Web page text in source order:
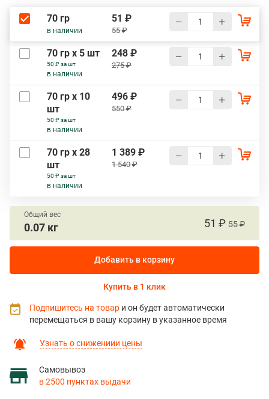
70 гр
в наличии
51 ₽
55 ₽
70 гр х 5 шт
50 ₽ за шт
в наличии
248 ₽
275 ₽
70 гр х 10
шт
50 ₽ за шт
в наличии
496 ₽
550 ₽
70 гр х 28
шт
50 ₽ за шт
в наличии
1 389 ₽
1 540 ₽
Узнать о снижениии цены
Самовывоз
в 2500 пунктах выдачи
Общий вес
0.07 кг 51 ₽ 55 ₽
Добавить в корзину
Купить в 1 клик
Подпишитесь на товар и он будет автоматически
перемещаться в вашу корзину в указанное время